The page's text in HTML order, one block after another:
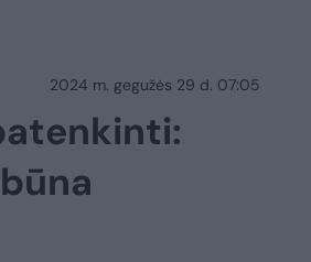
2024 m. gegužės 29 d. 07:05